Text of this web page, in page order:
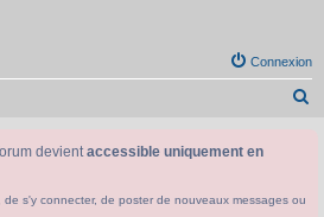
Connexion
devientaccessible uniquement en
de s'y connecter, de poster de nouveaux messages ou